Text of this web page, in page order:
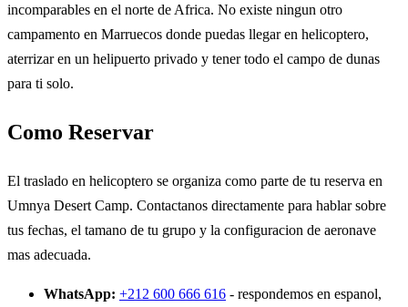
incomparables en el norte de Africa. No existe ningun otro
campamento en Marruecos donde puedas llegar en helicoptero,
aterrizar en un helipuerto privado y tener todo el campo de dunas
para ti solo.
Como Reservar
El traslado en helicoptero se organiza como parte de tu reserva en
Umnya Desert Camp. Contactanos directamente para hablar sobre
tus fechas, el tamano de tu grupo y la configuracion de aeronave
mas adecuada.
WhatsApp: +212 600 666 616 - respondemos en espanol,